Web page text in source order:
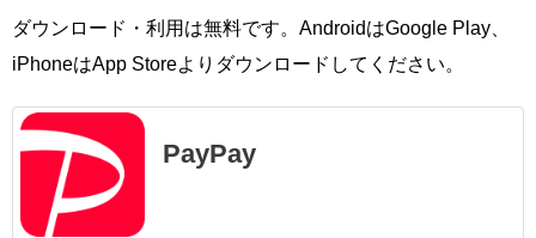
ダウンロード・利用は無料です。AndroidはGoogle Play、
iPhoneはApp Storeよりダウンロードしてください。
PayPay